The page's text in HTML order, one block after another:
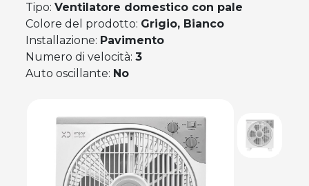
Tipo:Ventilatore domestico con pale
Colore del prodotto: Grigio, Bianco
Installazione: Pavimento
Numero di velocità:3
Auto oscillante: No